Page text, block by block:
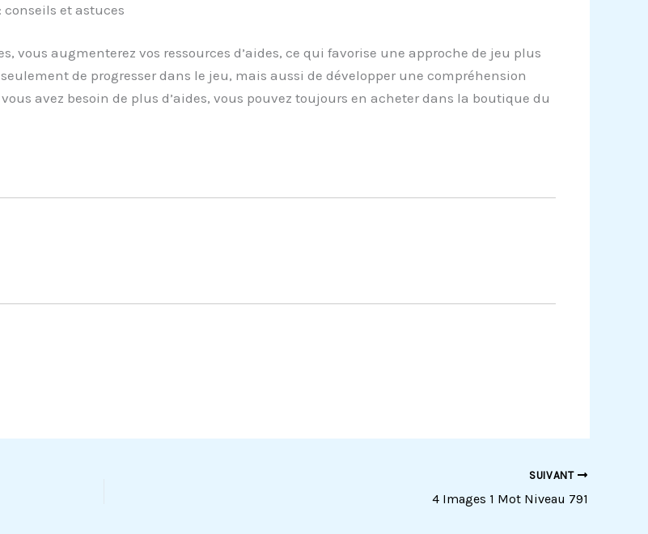
conseils et astuces
vous augmenterez vos ressources d’aides, ce qui favorise une approche de jeu plus
de progresser dans le jeu, mais aussi de développer une compréhension
avez besoin de plus d’aides, vous pouvez toujours en acheter dans la boutique du
SUIVANT
4 Images 1 Mot Niveau 791